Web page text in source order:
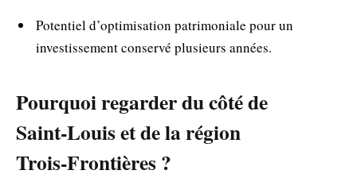
Potentiel d’optimisation patrimoniale pour un
investissement conservé plusieurs années.
Pourquoi regarder du côté de
Saint‑Louis et de la région
Trois‑Frontières ?